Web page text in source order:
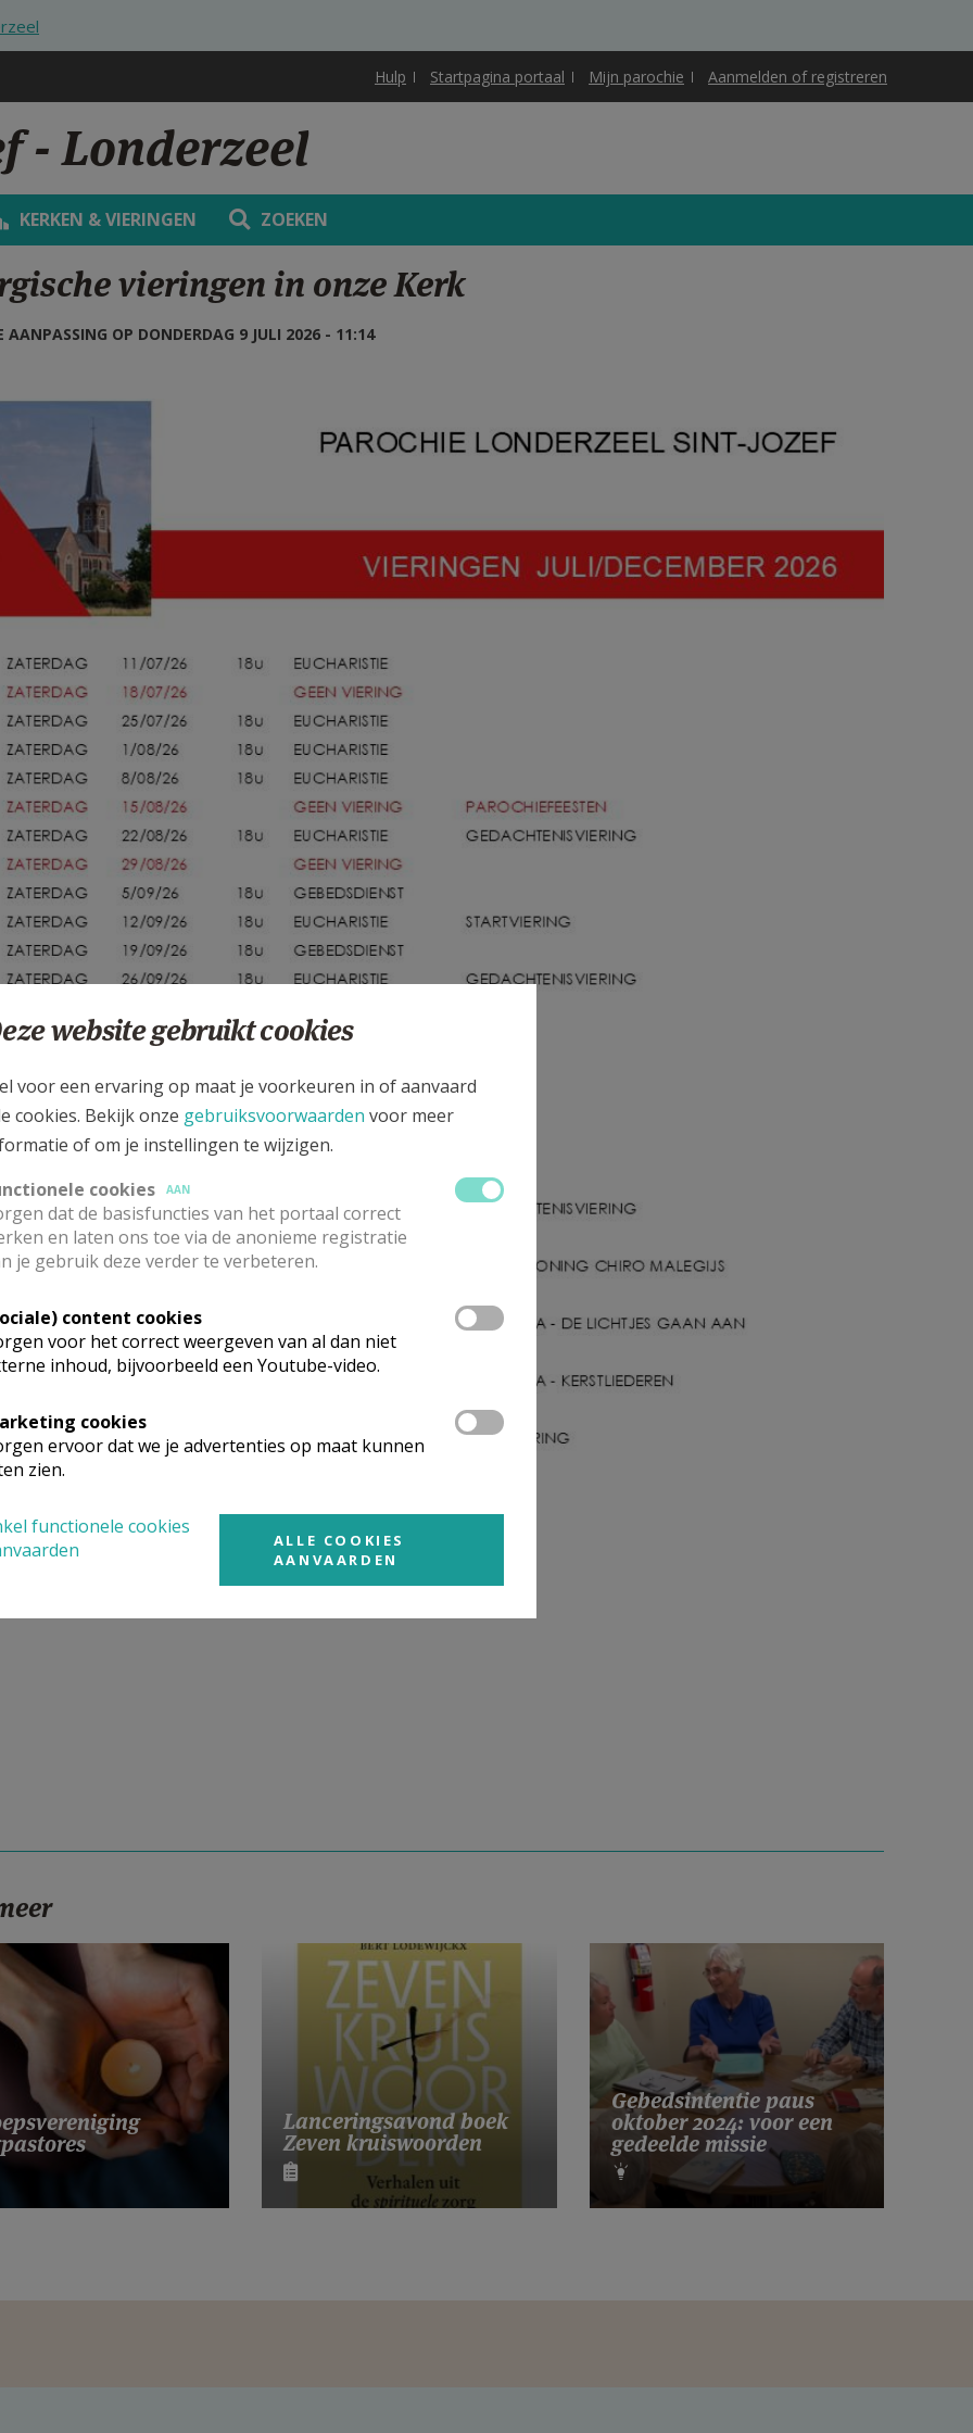
Hulp Startpagina portaal Mijn parochie Aanmelden of registreren
- Londerzeel
KERKEN & VIERINGEN ZOEKEN
vieringen in onze Kerk
AANPASSING OP DONDERDAG 9 JULI 2026 - 11:14
07-12/2026
Lanceringsavond boek
Zeven kruiswoorden
Gebedsintentie paus
oktober 2024: voor een
gedeelde missie
website gebruikt cookies
voor een ervaring op maat je voorkeuren in of aanvaard
cookies. Bekijk onze gebruiksvoorwaarden voor meer
of om je instellingen te wijzigen.
cookies
AAN
dat de basisfuncties van het portaal correct
en laten ons toe via de anonieme registratie
je gebruik deze verder te verbeteren.
content cookies
voor het correct weergeven van al dan niet
inhoud, bijvoorbeeld een Youtube-video.
cookies
ervoor dat we je advertenties op maat kunnen
zien.
functionele cookies
ALLE COOKIES
AANVAARDEN